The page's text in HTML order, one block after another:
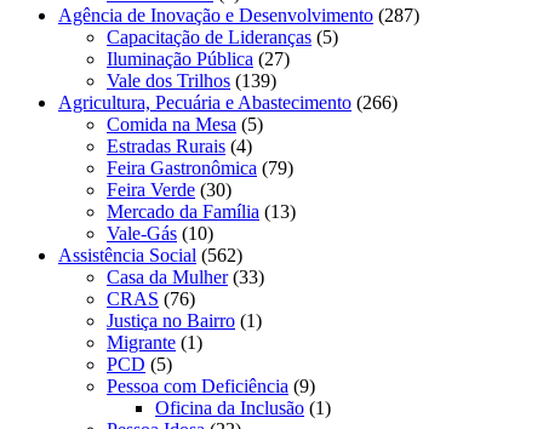
Agência de Inovação e Desenvolvimento (287)
Capacitação de Lideranças (5)
Iluminação Pública (27)
Vale dos Trilhos (139)
Agricultura, Pecuária e Abastecimento (266)
Comida na Mesa (5)
Estradas Rurais (4)
Feira Gastronômica (79)
Feira Verde (30)
Mercado da Família (13)
Vale-Gás (10)
Assistência Social (562)
Casa da Mulher(33)
CRAS (76)
Justiça no Bairro (1)
Migrante (1)
PCD (5)
Pessoa com Deficiência (9)
Oficina da Inclusão (1)